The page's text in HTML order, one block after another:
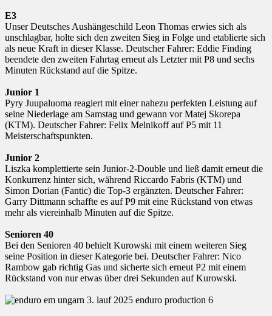
E3
Unser Deutsches Aushängeschild Leon Thomas erwies sich als
unschlagbar, holte sich den zweiten Sieg in Folge und etablierte sich
als neue Kraft in dieser Klasse. Deutscher Fahrer: Eddie Finding
beendete den zweiten Fahrtag erneut als Letzter mit P8 und sechs
Minuten Rückstand auf die Spitze.
Junior 1
Pyry Juupaluoma reagiert mit einer nahezu perfekten Leistung auf
seine Niederlage am Samstag und gewann vor Matej Skorepa
(KTM). Deutscher Fahrer: Felix Melnikoff auf P5 mit 11
Meisterschaftspunkten.
Junior 2
Liszka komplettierte sein Junior-2-Double und ließ damit erneut die
Konkurrenz hinter sich, während Riccardo Fabris (KTM) und
Simon Dorian (Fantic) die Top-3 ergänzten. Deutscher Fahrer:
Garry Dittmann schaffte es auf P9 mit eine Rückstand von etwas
mehr als viereinhalb Minuten auf die Spitze.
Senioren 40
Bei den Senioren 40 behielt Kurowski mit einem weiteren Sieg
seine Position in dieser Kategorie bei. Deutscher Fahrer: Nico
Rambow gab richtig Gas und sicherte sich erneut P2 mit einem
Rückstand von nur etwas über drei Sekunden auf Kurowski.